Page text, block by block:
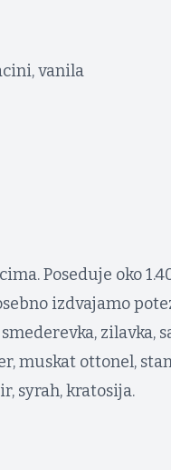
vanila
Poseduje oko
izdvajamo
zilavka,
muskat ottonel,
syrah, kratosija.